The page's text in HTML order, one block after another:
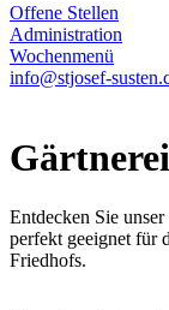
Offene Stellen
Administration
Wochenmenü
info@stjosef-
Entdecken Sie
perfekt geeignet für
Friedhofs.